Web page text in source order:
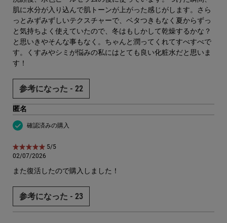
肌に水分が入り込んで肌トーンが上がった感じがします。さら
っとみずみずしいテクスチャーで、ベタつきもなく夏からずっ
と気持ちよく使えていたので、冬はもしかして乾燥するかな？
と思いきやそんな事もなく。ちゃんと潤ってくれてすべすべで
す。くすみやシミが悩みの私にはとても良い化粧水だと思いま
す！
参考になった - 22
匿名
確認済みの購入
5星中5。
5/5
02/07/2026
また復活したので購入しました！
参考になった - 23